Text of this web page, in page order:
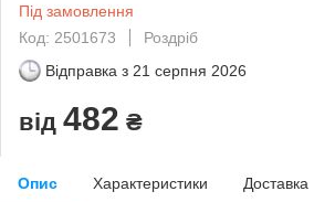
Під замовлення
Код: 2501673
Роздріб
Відправка з 21 серпня 2026
від 482 ₴
Опис Характеристики Доставка